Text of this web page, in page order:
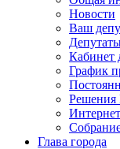
Новости
Ваш
Кабинет
График
Решения
Глава города